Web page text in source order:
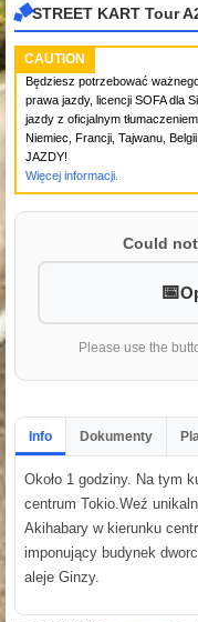
STREET KART Tour
CAUTION
Będziesz potrzebować
prawa jazdy, licencji SOFA dla
jazdy z oficjalnym
Niemiec, Francji, Tajwanu,
JAZDY!
Więcej informacji.
Could
Please use the
Info Dokumenty
Około 1 godziny. Na tym
centrum Tokio.Weź
Akihabary w kierunku
imponujący budynek
aleje Ginzy.